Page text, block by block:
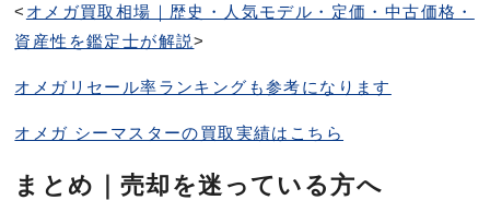
< オメガ買取相場｜歴史・人気モデル・定価・中古価格・
資産性を鑑定士が解説>
オメガリセール率ランキングも参考になります
オメガ シーマスターの買取実績はこちら
まとめ｜売却を迷っている方へ